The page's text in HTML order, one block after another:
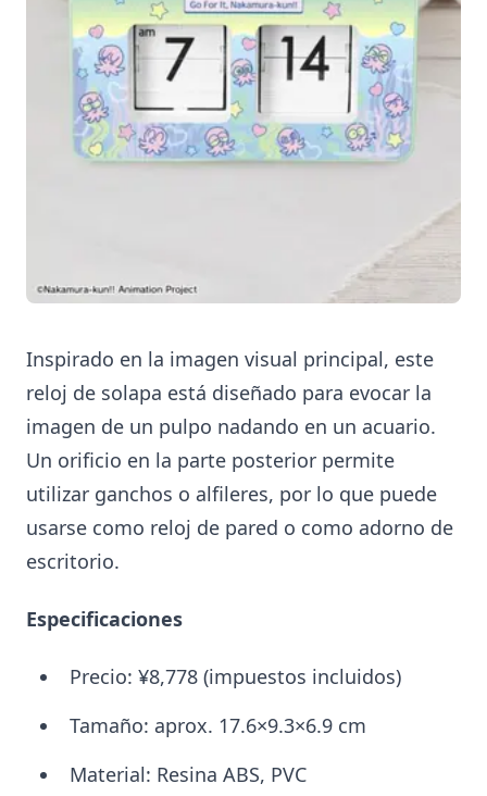
Inspirado en la imagen visual principal, este
reloj de solapa está diseñado para evocar la
imagen de un pulpo nadando en un acuario.
Un orificio en la parte posterior permite
utilizar ganchos o alfileres, por lo que puede
usarse como reloj de pared o como adorno de
escritorio.
Especificaciones
Precio: ¥8,778 (impuestos incluidos)
Tamaño: aprox. 17.6×9.3×6.9 cm
Material: Resina ABS, PVC